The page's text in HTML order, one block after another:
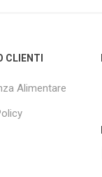
CLIENTI
Alimentare